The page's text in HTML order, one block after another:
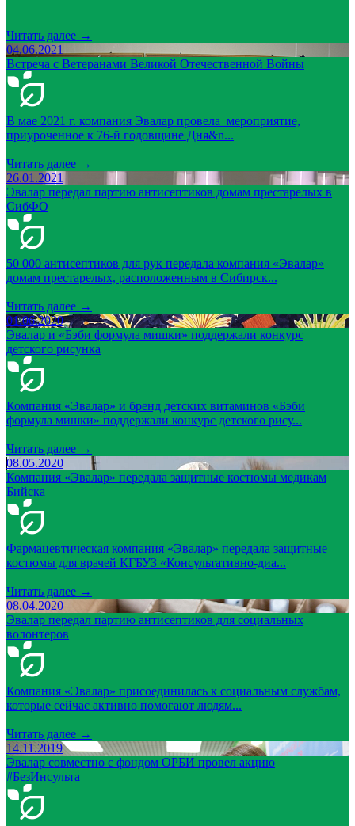
Читать далее →
04.06.2021
Встреча с Ветеранами Великой Отечественной Войны
В мае 2021 г. компания Эвалар провела мероприятие,
приуроченное к 76-й годовщине Дня&n...
Читать далее →
26.01.2021
Эвалар передал партию антисептиков домам престарелых в
СибФО
50 000 антисептиков для рук передала компания «Эвалар»
домам престарелых, расположенным в Сибирск...
Читать далее →
01.06.2020
Эвалар и «Бэби формула мишки» поддержали конкурс
детского рисунка
Компания «Эвалар» и бренд детских витаминов «Бэби
формула мишки» поддержали конкурс детского рису...
Читать далее →
08.05.2020
Компания «Эвалар» передала защитные костюмы медикам
Бийска
Фармацевтическая компания «Эвалар» передала защитные
костюмы для врачей КГБУЗ «Консультативно-диа...
Читать далее →
08.04.2020
Эвалар передал партию антисептиков для социальных
волонтеров
Компания «Эвалар» присоединилась к социальным службам,
которые сейчас активно помогают людям...
Читать далее →
14.11.2019
Эвалар совместно с фондом ОРБИ провел акцию
#БезИнсульта